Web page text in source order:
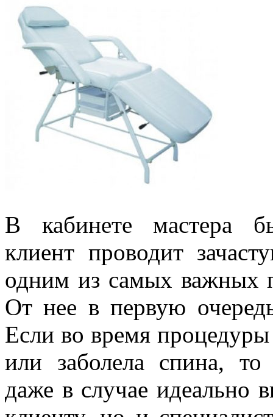
В кабинете мастера
клиент проводит
одним из самых важных
От нее в первую
Если во время процедуры
или заболела спина, то
даже в случае идеально